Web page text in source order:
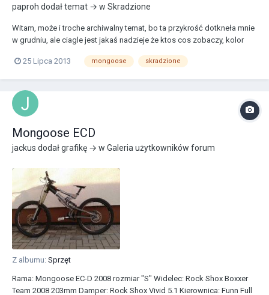
paproh dodał temat → w Skradzione
Witam, może i troche archiwalny temat, bo ta przykrość dotkneła mnie
w grudniu, ale ciagle jest jakaś nadzieje że ktos cos zobaczy, kolor
wiedział prosze o kontakt 502928220 bądz na meila
25 Lipca 2013 mongoose skradzione
Mongoose ECD
jackus dodał grafikę → w Galeria użytkowników forum
Z albumu: Sprzęt
Rama: Mongoose EC-D 2008 rozmiar "S" Widelec: Rock Shox Boxxer
Team 2008 203mm Damper: Rock Shox Vivid 5.1 Kierownica: Funn Full